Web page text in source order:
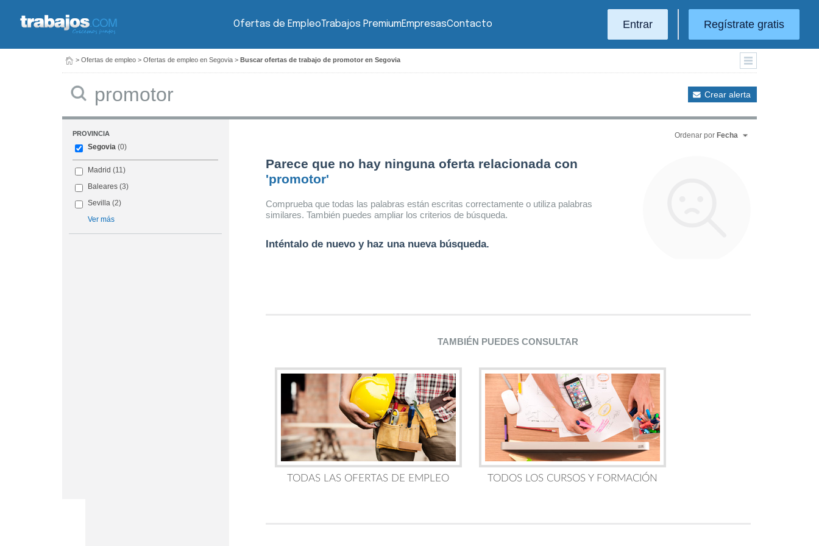
Ofertas de EmpleoTrabajos PremiumEmpresasContacto Entrar Regístrate gratis
> Ofertas de empleo > Ofertas de empleo en Segovia > Buscar ofertas de trabajo de promotor en Segovia
Crear alerta
PROVINCIA
Segovia (0)
Madrid (11)
Baleares (3)
Sevilla (2)
Ver más
Ordenar por Fecha
Parece que no hay ninguna oferta relacionada con
'promotor'
Comprueba que todas las palabras están escritas correctamente o utiliza palabras
similares. También puedes ampliar los criterios de búsqueda.
Inténtalo de nuevo y haz una nueva búsqueda.
TAMBIÉN PUEDES CONSULTAR
TODAS LAS OFERTAS DE EMPLEO TODOS LOS CURSOS Y FORMACIÓN